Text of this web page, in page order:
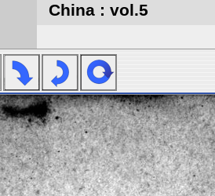
China : vol.5